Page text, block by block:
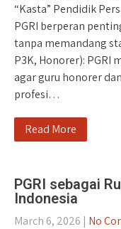
“Kasta” Pendidik
PGRI berperan
tanpa memandang
P3K, Honorer): PGRI
agar guru honorer
profesi…
Read More
PGRI sebagai
Indonesia
March 6, 2026 | No